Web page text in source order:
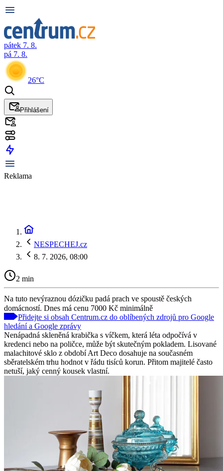
pátek 7. 8.
pá 7. 8.
26°C
Přihlášení
Reklama
NESPECHEJ.cz
8. 7. 2026, 08:00
2 min
Na tuto nevýraznou dózičku padá prach ve spoustě českých
domácností. Dnes má cenu 7000 Kč minimálně
Přidejte si obsah Centrum.cz do oblíbených zdrojů pro Google
hledání a Google zprávy
Nenápadná skleněná krabička s víčkem, která léta odpočívá v
kredenci nebo na poličce, může být skutečným pokladem. Lisované
malachitové sklo z období Art Deco dosahuje na současném
sběratelském trhu hodnot v řádu tisíců korun. Přitom majitelé často
netuší, jaký cenný kousek vlastní.